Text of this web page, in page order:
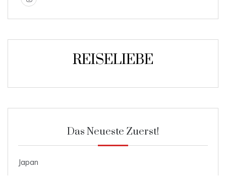
REISELIEBE
Das Neueste Zuerst!
Japan